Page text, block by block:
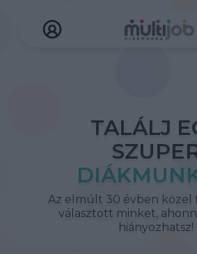
TALÁLJ
Az elmúlt 30 évben közel
választott minket,
hiányozhatsz!